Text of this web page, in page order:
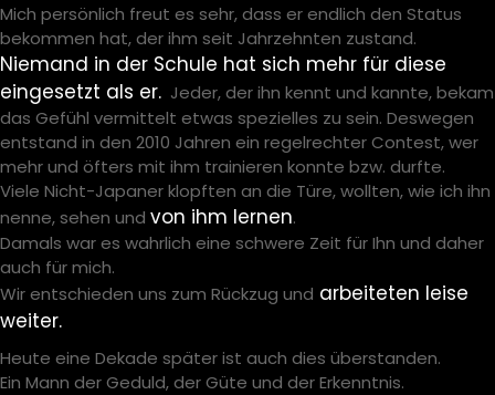
Mich persönlich freut es sehr, dass er endlich den Status
bekommen hat, der ihm seit Jahrzehnten zustand.
Niemand in der Schule hat sich mehr für diese
eingesetzt als er. Jeder, der ihn kennt und kannte, bekam
das Gefühl vermittelt etwas spezielles zu sein. Deswegen
entstand in den 2010 Jahren ein regelrechter Contest, wer
mehr und öfters mit ihm trainieren konnte bzw. durfte.
Viele Nicht-Japaner klopften an die Türe, wollten, wie ich ihn
nenne, sehen und von ihm lernen.
Damals war es wahrlich eine schwere Zeit für Ihn und daher
auch für mich.
Wir entschieden uns zum Rückzug und arbeiteten leise
weiter.
Heute eine Dekade später ist auch dies überstanden.
Ein Mann der Geduld, der Güte und der Erkenntnis.